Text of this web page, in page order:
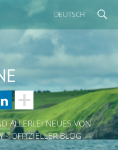
DEUTSCH
ALLERLEI NEUES VON
- OFFIZIELLER BLOG